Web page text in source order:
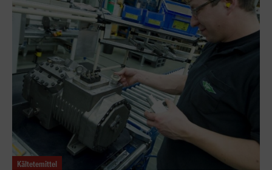
Kältetemittel